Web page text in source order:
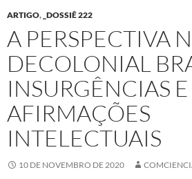
ARTIGO, _DOSSIÊ 222
A PERSPECTIVA
DECOLONIAL
INSURGÊNCIAS E
AFIRMAÇÕES
INTELECTUAIS
10 DE NOVEMBRO DE 2020